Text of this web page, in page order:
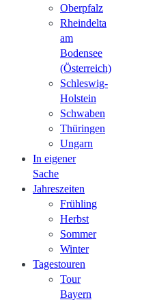
Oberpfalz
Rheindelta
am
Bodensee
(Österreich)
Schleswig-
Holstein
Schwaben
Thüringen
Ungarn
In eigener
Sache
Jahreszeiten
Frühling
Herbst
Sommer
Winter
Tagestouren
Tour
Bayern